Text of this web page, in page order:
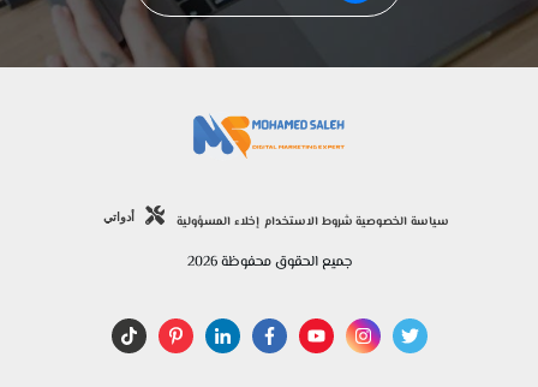
سياسة الخصوصية شروط الاستخدام إخلاء المسؤولية أدواتي
جميع الحقوق محفوظة2026